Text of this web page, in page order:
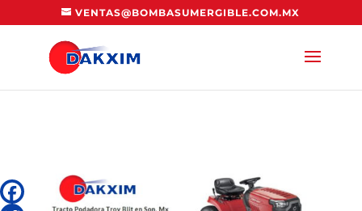
VENTAS@BOMBASUMERGIBLE.COM.MX